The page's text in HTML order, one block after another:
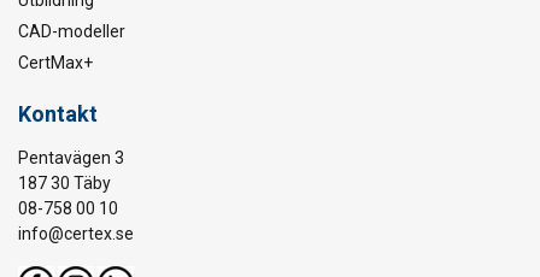
CAD-modeller
CertMax+
Kontakt
Pentavägen 3
187 30 Täby
08-758 00 10
info@certex.se